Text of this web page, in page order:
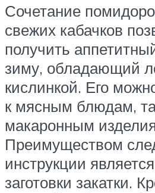
Сочетание
свежих кабачков
получить
зиму, обладающий
кислинкой. Его
к мясным блюдам,
макаронным
Преимуществом
инструкции
заготовки закатки.